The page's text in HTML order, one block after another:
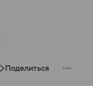
Поделиться